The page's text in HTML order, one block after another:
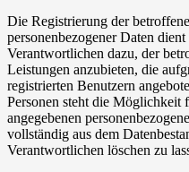
Die Registrierung der
personenbezogener Daten
Verantwortlichen dazu, der
Leistungen anzubieten, die
registrierten Benutzern
Personen steht die Möglichkeit
angegebenen
vollständig aus dem
Verantwortlichen löschen zu